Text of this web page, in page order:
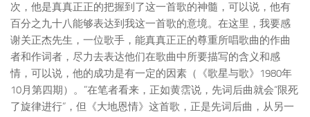
次，他是真真正正的把握到了这一首歌的神髓，可以说，他有
百分之九十八能够表达到我这一首歌的意境。在这里，我要感
谢关正杰先生，一位歌手，能真真正正的尊重所唱歌曲的作曲
者和作词者，尽力去表达他们在歌曲中所要描写的含义和感
情，可以说，他的成功是有一定的因素（《歌星与歌》1980年
10月第四期）。”在笔者看来，正如黄霑说，先词后曲就会“限死
了旋律进行”，但《大地恩情》这首歌，正是先词后曲，从另一